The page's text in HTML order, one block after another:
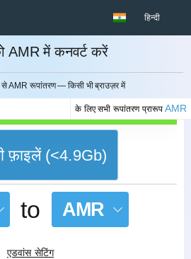
हिन्दी
AMR में कनवर्ट करें
AMR रूपांतरण — किसी भी ब्राउज़र में
के लिए सभी रूपांतरण प्रारूपAMR
रद्द करना
फ़ाइलें (<4.9Gb)
to AMR
एडवांस सेटिंग